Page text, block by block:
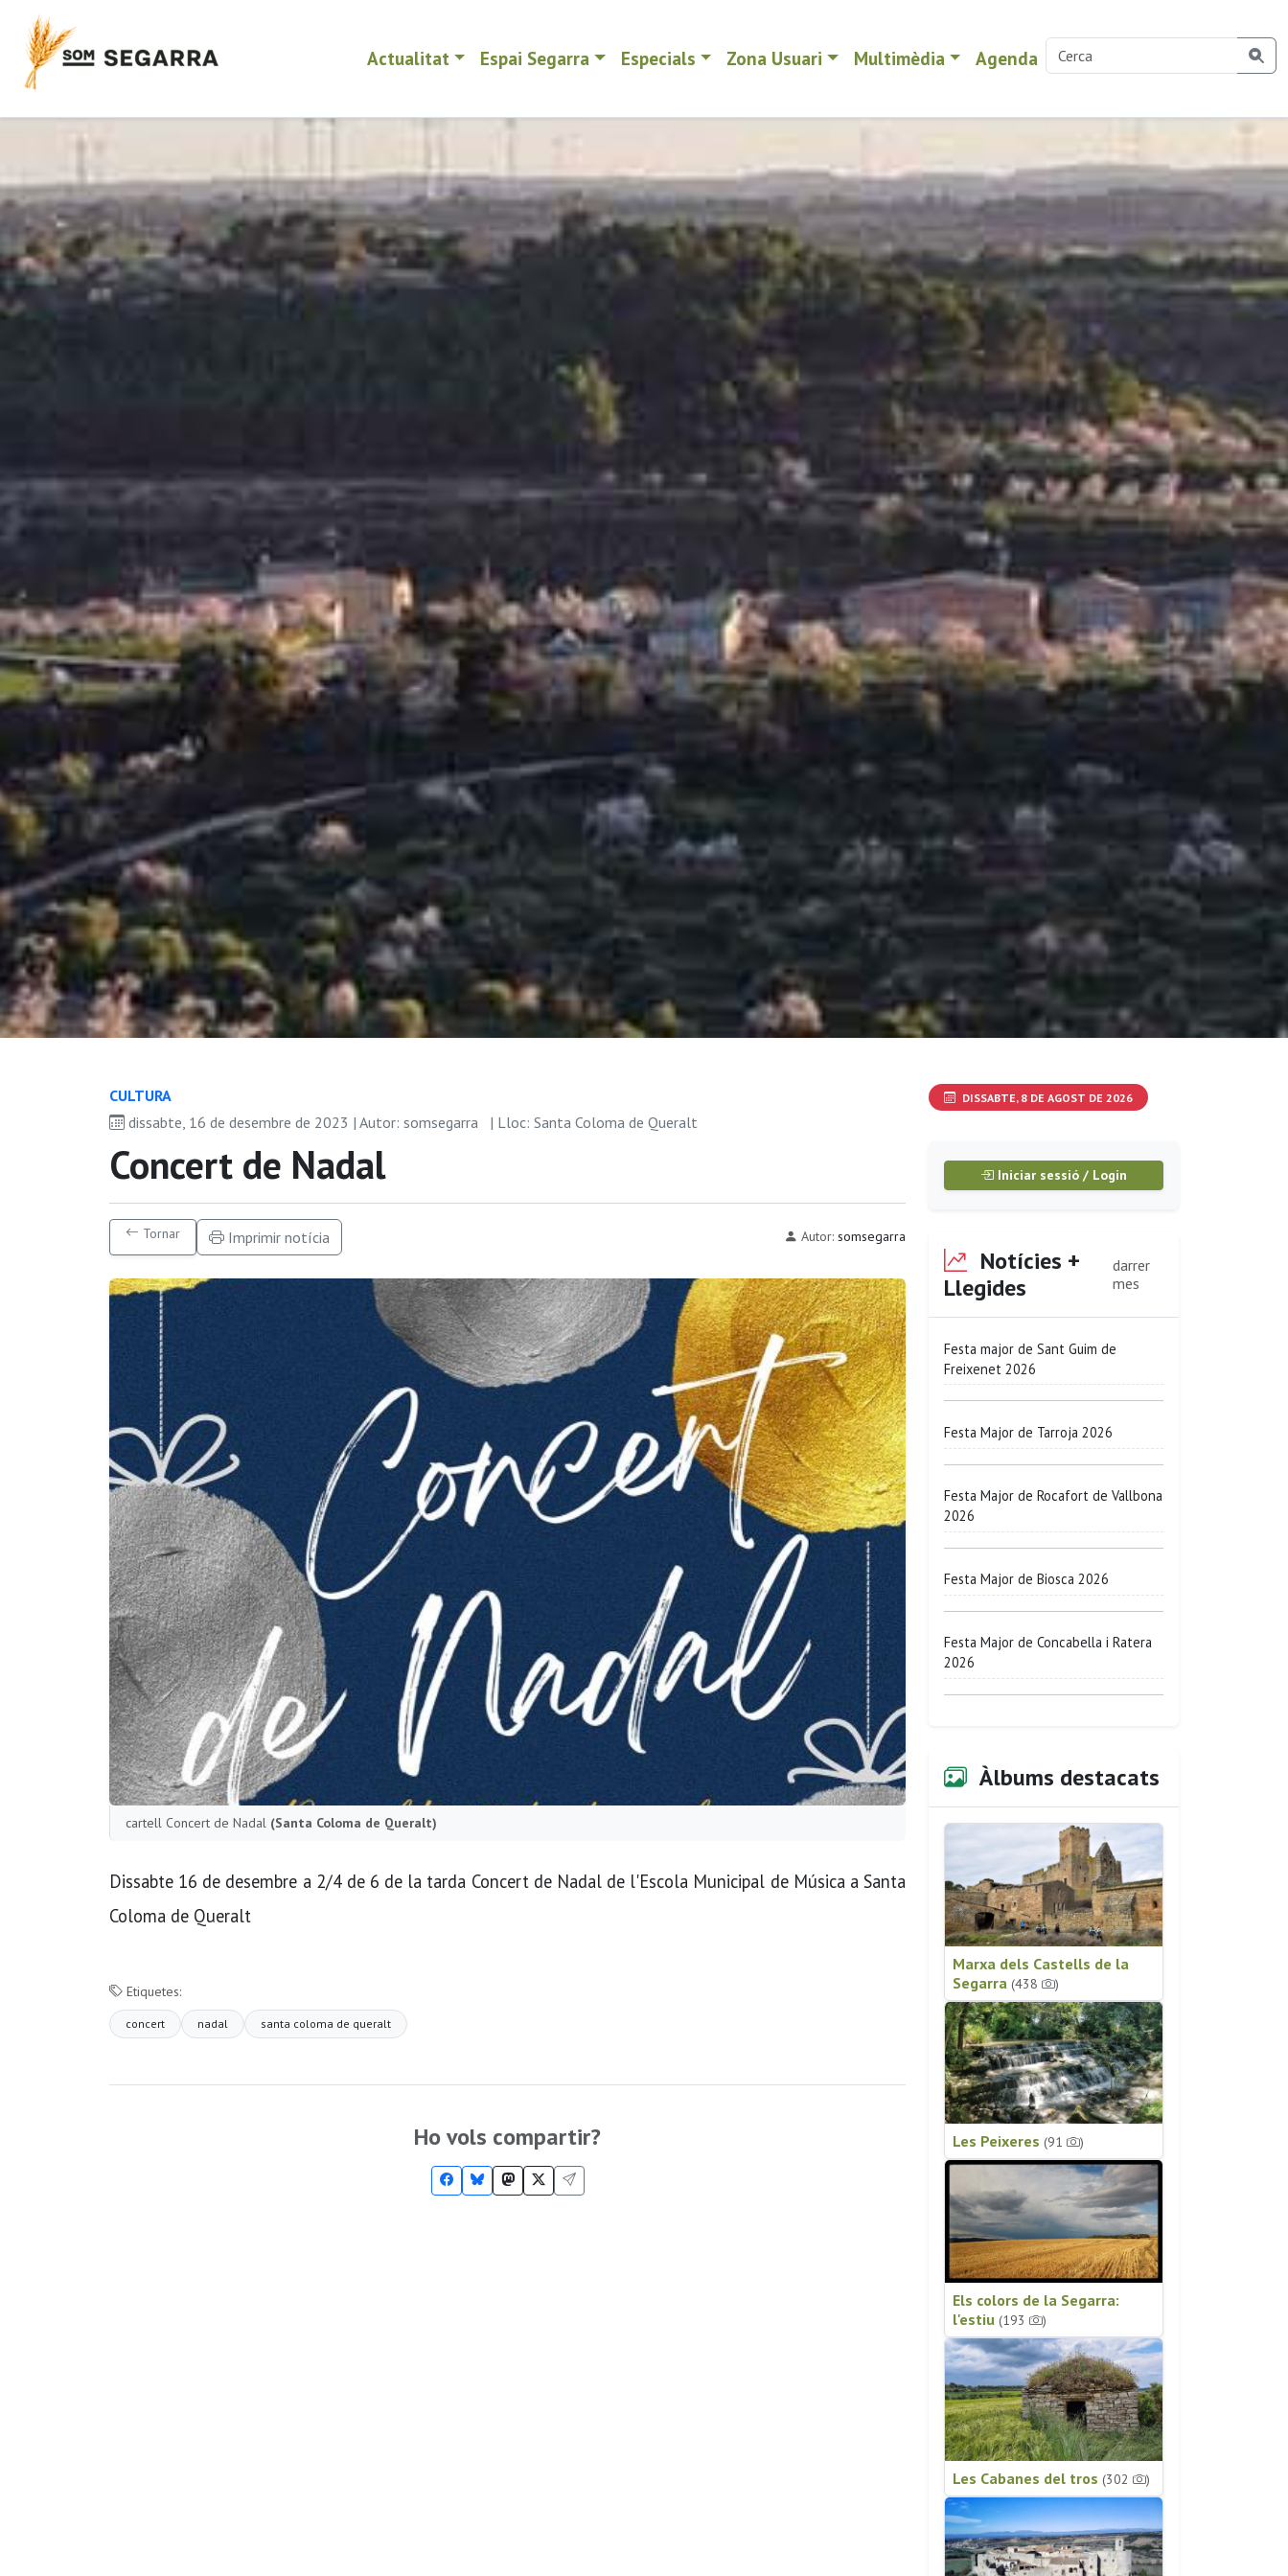
Actualitat Espai Segarra Especials Zona Usuari Multimèdia Agenda
CULTURA
dissabte, 16 de desembre de 2023 | Autor: somsegarra
| Lloc: Santa Coloma de Queralt
Concert de Nadal
Tornar Imprimir notícia Autor: somsegarra
cartell Concert de Nadal (Santa Coloma de Queralt)
Dissabte 16 de desembre a 2/4 de 6 de la tarda Concert de Nadal de l'Escola Municipal de Música a Santa
Coloma de Queralt
Etiquetes:
concert nadal santa coloma de queralt
Ho vols compartir?
DISSABTE, 8 DE AGOST DE 2026
Iniciar sessió / Login
Notícies +
Llegides
darrer
mes
Festa major de Sant Guim de
Freixenet 2026
Festa Major de Tarroja 2026
Festa Major de Rocafort de Vallbona
2026
Festa Major de Biosca 2026
Festa Major de Concabella i Ratera
2026
Àlbums destacats
Marxa dels Castells de la
Segarra (438 )
Les Peixeres (91 )
Els colors de la Segarra:
l'estiu (193 )
Les Cabanes del tros (302 )